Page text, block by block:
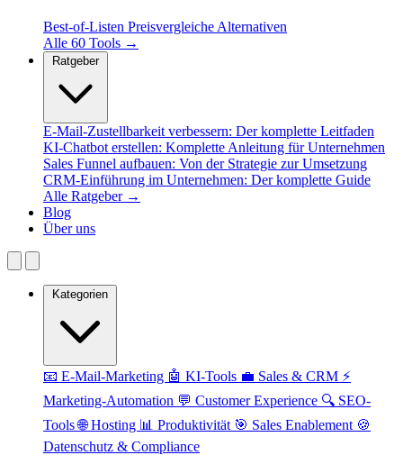
Best-of-Listen Preisvergleiche Alternativen
Alle 60 Tools →
Ratgeber
E-Mail-Zustellbarkeit verbessern: Der komplette Leitfaden
KI-Chatbot erstellen: Komplette Anleitung für Unternehmen
Sales Funnel aufbauen: Von der Strategie zur Umsetzung
CRM-Einführung im Unternehmen: Der komplette Guide
Alle Ratgeber →
Blog
Über uns
📧 E-Mail-Marketing 🤖 KI-Tools 💼 Sales & CRM ⚡
Marketing-Automation 💬 Customer Experience 🔍 SEO-
Tools🌐 Hosting 📊 Produktivität 🎯 Sales Enablement 🍪
Datenschutz & Compliance